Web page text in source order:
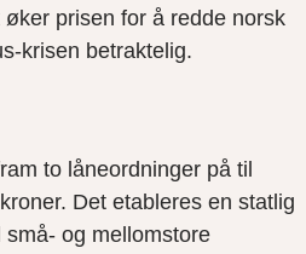
prisen for å redde norsk
krisen betraktelig.
to låneordninger på til
Det etableres en statlig
og mellomstore